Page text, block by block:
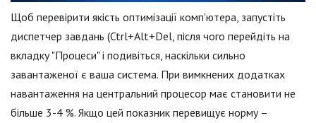
Щоб перевірити якість оптимізації комп'ютера, запустіть
диспетчер завдань (Ctrl+Alt+Del, після чого перейдіть на
вкладку "Процеси" і подивіться, наскільки сильно
завантаженої є ваша система. При вимкнених додатках
навантаження на центральний процесор має становити не
більше 3-4 %. Якщо цей показник перевищує норму –